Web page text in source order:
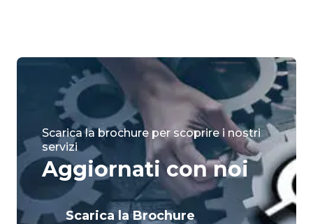
Scarica la brochure per scoprire i nostri
servizi
Aggiornati con noi
Scarica la Brochure